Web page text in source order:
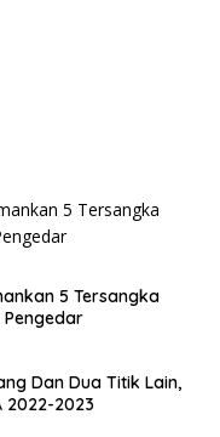
5 Tersangka
Dan Dua Titik Lain,
2022-2023